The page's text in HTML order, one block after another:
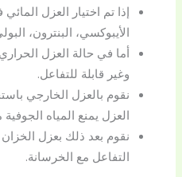
إذا تم اختيار العزل
الأيبوكسي، البنترون،
أما في حالة العزل
وغير قابلة للتفاعل.
نقوم بالعزل الخارجي
العزل يمنع المياه
نقوم بعد ذلك بعزل
التفاعل مع الخرسانة.